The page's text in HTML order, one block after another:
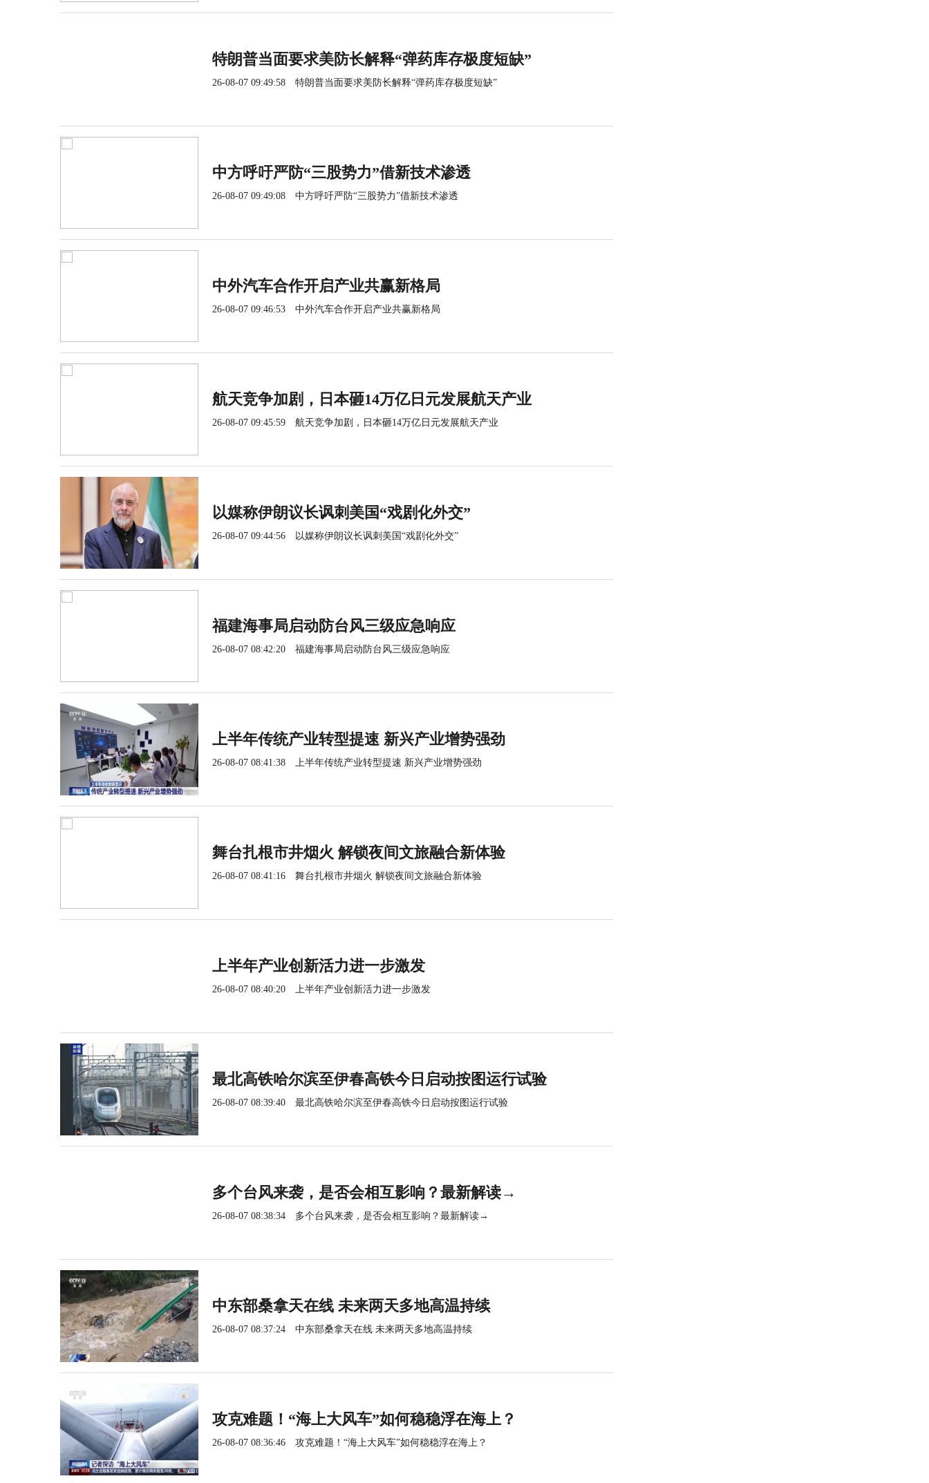
特朗普当面要求美防长解释“弹药库存极度短缺”
26-08-07 09:49:58 特朗普当面要求美防长解释“弹药库存极度短缺”
中方呼吁严防“三股势力”借新技术渗透
26-08-07 09:49:08 中方呼吁严防“三股势力”借新技术渗透
中外汽车合作开启产业共赢新格局
26-08-07 09:46:53 中外汽车合作开启产业共赢新格局
航天竞争加剧，日本砸14万亿日元发展航天产业
26-08-07 09:45:59 航天竞争加剧，日本砸14万亿日元发展航天产业
以媒称伊朗议长讽刺美国“戏剧化外交”
26-08-07 09:44:56 以媒称伊朗议长讽刺美国“戏剧化外交”
福建海事局启动防台风三级应急响应
26-08-07 08:42:20 福建海事局启动防台风三级应急响应
上半年传统产业转型提速 新兴产业增势强劲
26-08-07 08:41:38 上半年传统产业转型提速 新兴产业增势强劲
舞台扎根市井烟火 解锁夜间文旅融合新体验
26-08-07 08:41:16 舞台扎根市井烟火 解锁夜间文旅融合新体验
上半年产业创新活力进一步激发
26-08-07 08:40:20 上半年产业创新活力进一步激发
最北高铁哈尔滨至伊春高铁今日启动按图运行试验
26-08-07 08:39:40 最北高铁哈尔滨至伊春高铁今日启动按图运行试验
多个台风来袭，是否会相互影响？最新解读→
26-08-07 08:38:34 多个台风来袭，是否会相互影响？最新解读→
中东部桑拿天在线 未来两天多地高温持续
26-08-07 08:37:24 中东部桑拿天在线 未来两天多地高温持续
攻克难题！“海上大风车”如何稳稳浮在海上？
26-08-07 08:36:46 攻克难题！“海上大风车”如何稳稳浮在海上？